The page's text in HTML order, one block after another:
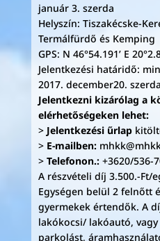
január 3. szerda
Helyszín: Tiszakécske-
Termálfürdő és Kemping
GPS: N 46°54.191’ E
Jelentkezési határidő:
2017. december20. szerda
Jelentkezni kizárólag a
elérhetőségeken lehet:
> Jelentkezési űrlap
> E-mailben:
> Telefonon.:+3620/536-
A részvételi díj 3.500.-Ft/
Egységen belül 2 felnőtt
gyermekek értendők. A
lakókocsi/ lakóautó,
parkolást,